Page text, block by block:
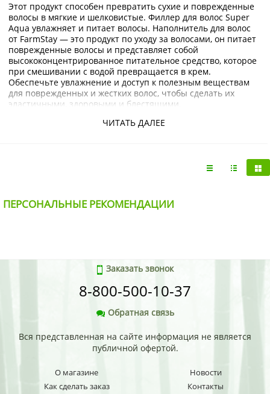
ЧИТАТЬ ДАЛЕЕ
Этот продукт способен превратить сухие и поврежденные
волосы в мягкие и шелковистые. Филлер для волос Super
Aqua увлажняет и питает волосы. Наполнитель для волос
от FarmStay — это продукт по уходу за волосами, он питает
поврежденные волосы и представляет собой
высококонцентрированное питательное средство, которое
при смешивании с водой превращается в крем.
Обеспечьте увлажнение и доступ к полезным веществам
для поврежденных и жестких волос, чтобы сделать их
эластичными, здоровыми и блестящими.
Купить Увлажняющий филлер для волос с гиалуроновой
ПЕРСОНАЛЬНЫЕ РЕКОМЕНДАЦИИ
Заказать звонок
8-800-500-10-37
Обратная связь
Вся представленная на сайте информация не является
публичной офертой.
О магазине
Как сделать заказ
Новости
Контакты